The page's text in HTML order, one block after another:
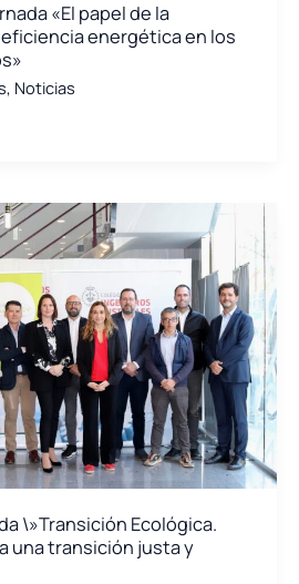
«El papel de la
energética en los
, Noticias
\»Transición Ecológica.
una transición justa y